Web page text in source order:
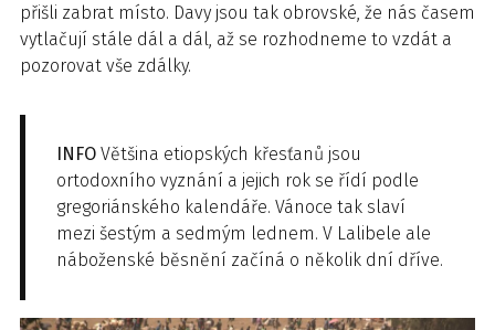
přišli zabrat místo. Davy jsou tak obrovské, že nás časem
vytlačují stále dál a dál, až se rozhodneme to vzdát a
pozorovat vše zdálky.
INFO Většina etiopských křesťanů jsou
ortodoxního vyznání a jejich rok se řídí podle
gregoriánského kalendáře. Vánoce tak slaví
mezi šestým a sedmým lednem. V Lalibele ale
náboženské běsnění začíná o několik dní dříve.